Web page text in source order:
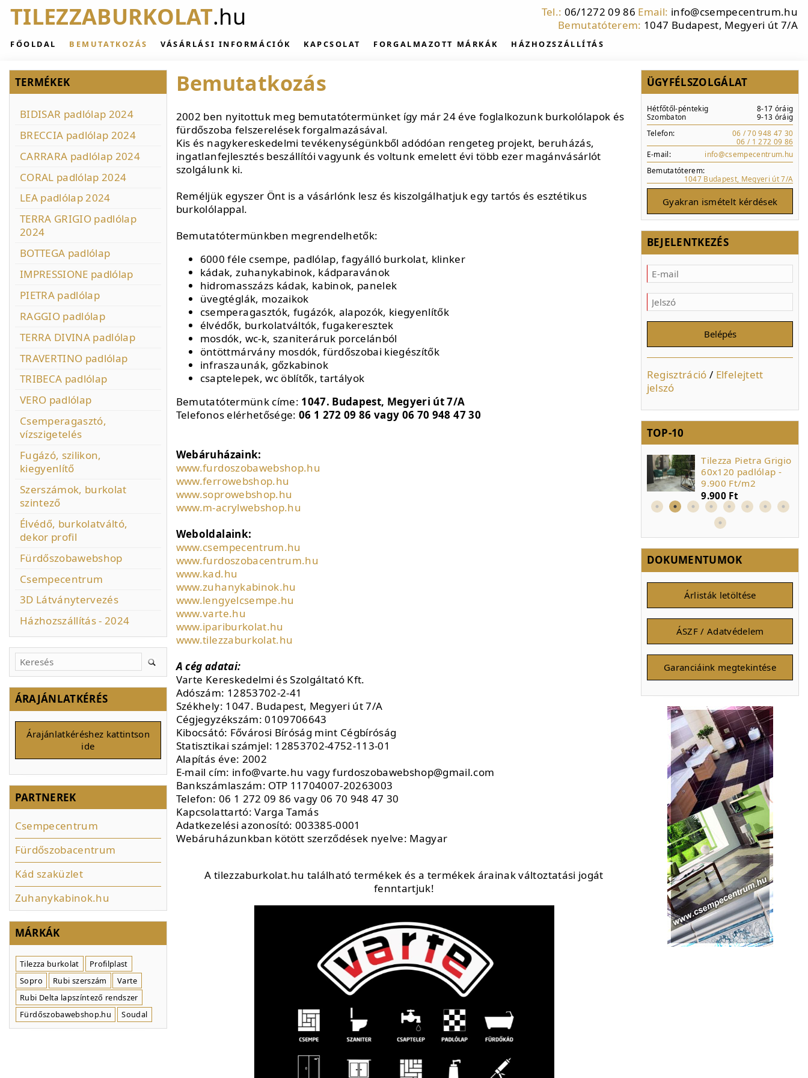
TILEZZABURKOLAT.hu Tel.: 06/1272 09 86 Email: info@csempecentrum.hu
Bemutatóterem: 1047 Budapest, Megyeri út 7/A
FŐOLDAL BEMUTATKOZÁS VÁSÁRLÁSI INFORMÁCIÓK KAPCSOLAT FORGALMAZOTT MÁRKÁK HÁZHOZSZÁLLÍTÁS
Bemutatkozás
2002 ben nyitottuk meg bemutatótermünket így már 24 éve foglalkozunk burkolólapok és
fürdőszoba felszerelések forgalmazásával.
Kis és nagykereskedelmi tevékenységünkből adódóan rengeteg projekt, beruházás,
ingatlanfejlesztés beszállítói vagyunk és voltunk emelett évi több ezer magánvásárlót
szolgálunk ki.
Reméljük egyszer Önt is a vásárlónk lesz és kiszolgálhatjuk egy tartós és esztétikus
burkolólappal.
Bemutatótermünkben megrendelhetők:
6000 féle csempe, padlólap, fagyálló burkolat, klinker
kádak, zuhanykabinok, kádparavánok
hidromasszázs kádak, kabinok, panelek
üvegtéglák, mozaikok
csemperagasztók, fugázók, alapozók, kiegyenlítők
élvédők, burkolatváltók, fugakeresztek
mosdók, wc-k, szaniteráruk porcelánból
öntöttmárvány mosdók, fürdőszobai kiegészítők
infraszaunák, gőzkabinok
csaptelepek, wc öblítők, tartályok
Bemutatótermünk címe: 1047. Budapest, Megyeri út 7/A
Telefonos elérhetősége: 06 1 272 09 86 vagy 06 70 948 47 30
Webáruházaink:
www.furdoszobawebshop.hu
www.ferrowebshop.hu
www.soprowebshop.hu
www.m-acrylwebshop.hu
Weboldalaink:
www.csempecentrum.hu
www.furdoszobacentrum.hu
www.kad.hu
www.zuhanykabinok.hu
www.lengyelcsempe.hu
www.varte.hu
www.ipariburkolat.hu
www.tilezzaburkolat.hu
A cég adatai:
Varte Kereskedelmi és Szolgáltató Kft.
Adószám: 12853702-2-41
Székhely: 1047. Budapest, Megyeri út 7/A
Cégjegyzékszám: 0109706643
Kibocsátó: Fővárosi Bíróság mint Cégbíróság
Statisztikai számjel: 12853702-4752-113-01
Alapítás éve: 2002
E-mail cím: info@varte.hu vagy furdoszobawebshop@gmail.com
Bankszámlaszám: OTP 11704007-20263003
Telefon: 06 1 272 09 86 vagy 06 70 948 47 30
Kapcsolattartó: Varga Tamás
Adatkezelési azonosító: 003385-0001
Webáruházunkban kötött szerződések nyelve: Magyar
A tilezzaburkolat.hu található termékek és a termékek árainak változtatási jogát
fenntartjuk!
TERMÉKEK
BIDISAR padlólap 2024
BRECCIA padlólap 2024
CARRARA padlólap 2024
CORAL padlólap 2024
LEA padlólap 2024
TERRA GRIGIO padlólap
2024
BOTTEGA padlólap
IMPRESSIONE padlólap
PIETRA padlólap
RAGGIO padlólap
TERRA DIVINA padlólap
TRAVERTINO padlólap
TRIBECA padlólap
VERO padlólap
Csemperagasztó,
vízszigetelés
Fugázó, szilikon,
kiegyenlítő
Szerszámok, burkolat
szintező
Élvédő, burkolatváltó,
dekor profil
Fürdőszobawebshop
Csempecentrum
3D Látványtervezés
Házhozszállítás - 2024
ÁRAJÁNLATKÉRÉS
Árajánlatkéréshez kattintson
ide
PARTNEREK
Csempecentrum
Fürdőszobacentrum
Kád szaküzlet
Zuhanykabinok.hu
MÁRKÁK
Tilezza burkolat
Profilplast
Sopro
Rubi szerszám
Varte
Rubi Delta lapszíntező rendszer
Fürdőszobawebshop.hu
Soudal
ÜGYFÉLSZOLGÁLAT
Hétfőtől-péntekig
8-17 óráig
Szombaton
9-13 óráig
Telefon:
06 / 70 948 47 30
06 / 1 272 09 86
E-mail:
info@csempecentrum.hu
Bemutatóterem:
1047 Budapest, Megyeri út 7/A
Gyakran ismételt kérdések
BEJELENTKEZÉS
Regisztráció / Elfelejtett
jelszó
TOP-10
Tilezza Pietra Grigio
60x120 padlólap -
9.900 Ft/m2
9.900 Ft
DOKUMENTUMOK
Árlisták letöltése
ÁSZF / Adatvédelem
Garanciáink megtekintése